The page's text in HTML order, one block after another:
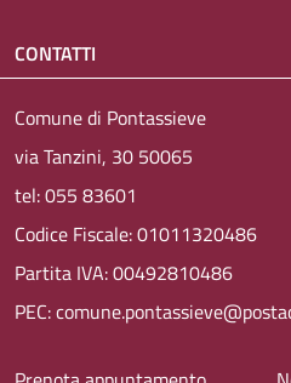
CONTATTI
Comune di Pontassieve
via Tanzini, 30 50065
tel: 055 83601
Codice Fiscale: 01011320486
Partita IVA: 00492810486
PEC: